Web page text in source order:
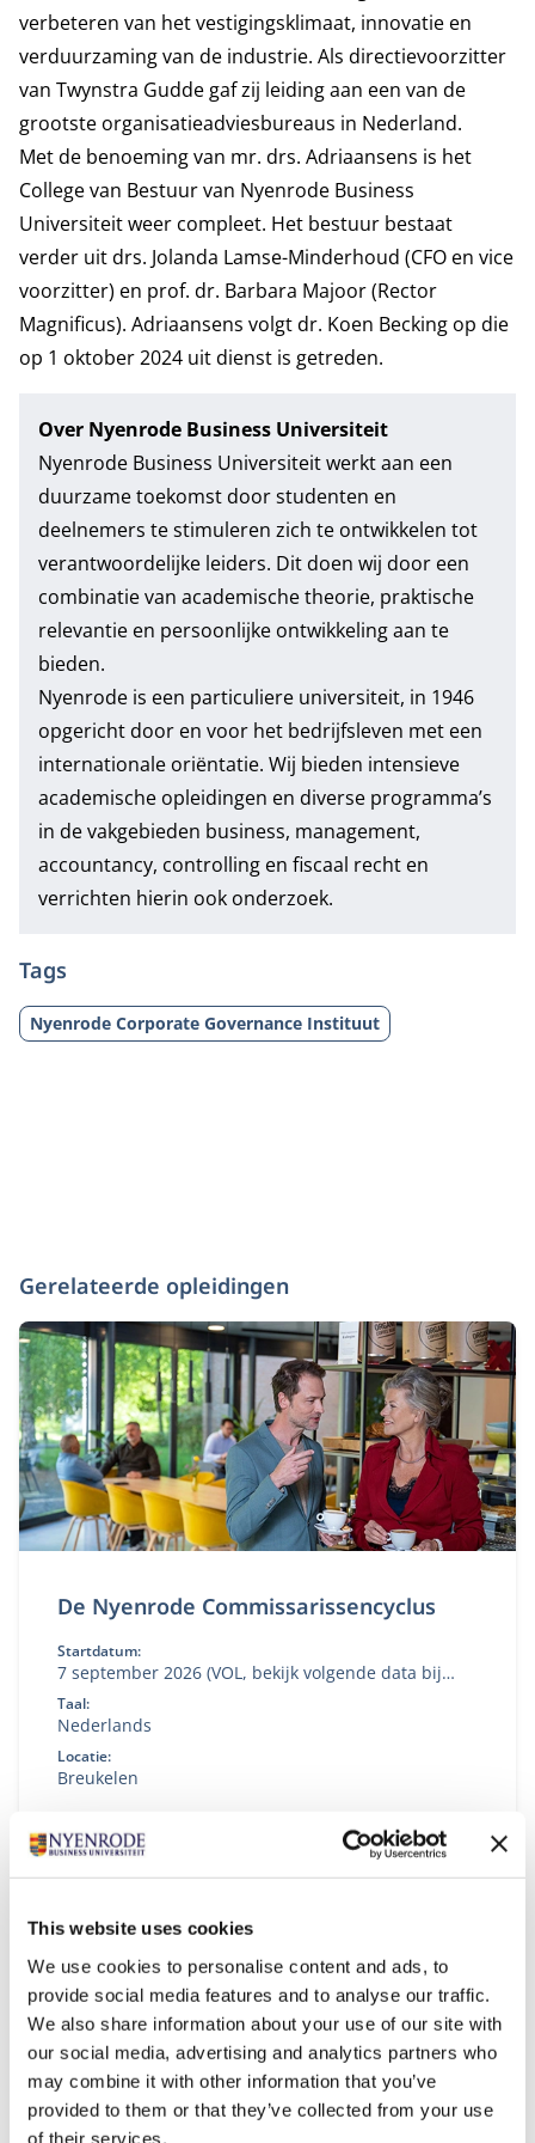
This website uses cookies
We use cookies to personalise content and ads, to
provide social media features and to analyse our traffic.
We also share information about your use of our site with
our social media, advertising and analytics partners who
may combine it with other information that you’ve
provided to them or that they’ve collected from your use
of their services.
verbeteren van het vestigingsklimaat, innovatie en
verduurzaming van de industrie. Als directievoorzitter
van Twynstra Gudde gaf zij leiding aan een van de
grootste organisatieadviesbureaus in Nederland.
Met de benoeming van mr. drs. Adriaansens is het
College van Bestuur van Nyenrode Business
Universiteit weer compleet. Het bestuur bestaat
verder uit drs. Jolanda Lamse-Minderhoud (CFO en vice
voorzitter) en prof. dr. Barbara Majoor (Rector
Magnificus). Adriaansens volgt dr. Koen Becking op die
op 1 oktober 2024 uit dienst is getreden.
Over Nyenrode Business Universiteit
Nyenrode Business Universiteit werkt aan een
duurzame toekomst door studenten en
deelnemers te stimuleren zich te ontwikkelen tot
verantwoordelijke leiders. Dit doen wij door een
combinatie van academische theorie, praktische
relevantie en persoonlijke ontwikkeling aan te
bieden.
Nyenrode is een particuliere universiteit, in 1946
opgericht door en voor het bedrijfsleven met een
internationale oriëntatie. Wij bieden intensieve
academische opleidingen en diverse programma’s
in de vakgebieden business, management,
accountancy, controlling en fiscaal recht en
verrichten hierin ook onderzoek.
Tags
Nyenrode Corporate Governance Instituut
Gerelateerde opleidingen
De Nyenrode Commissarissencyclus
Startdatum:
7 september 2026 (VOL, bekijk volgende data bij
'aanmelden')
Taal:
Nederlands
Locatie:
Breukelen
als commissaris of toezichthouder.